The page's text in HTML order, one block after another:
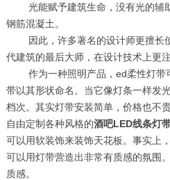
光能赋予建筑生命，没有光的辅
钢筋混凝土。
因此，许多著名的设计师更擅长
代建筑的最后大师，在设计技术上更
作为一种照明产品，ed柔性灯
带以其形状命名。当它像灯条一样发
档次。其实灯带安装简单，价格也不
自由定制各种风格的酒吧LED线条灯
可以用软装饰来装饰天花板。事实上
可以用灯带营造出非常有质感的氛围
质感。